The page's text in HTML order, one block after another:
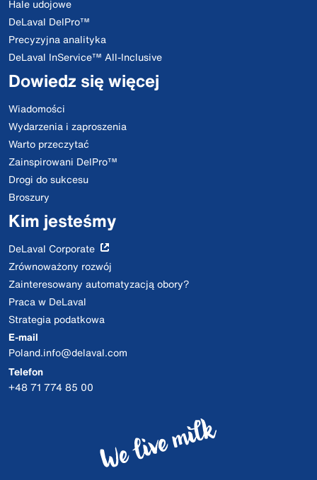
Hale udojowe
DeLaval DelPro™
Precyzyjna analityka
DeLaval InService™ All-Inclusive
Dowiedz się więcej
Wiadomości
Wydarzenia i zaproszenia
Warto przeczytać
Zainspirowani DelPro™
Drogi do sukcesu
Broszury
Kim jesteśmy
DeLaval Corporate
Zrównoważony rozwój
Zainteresowany automatyzacją obory?
Praca w DeLaval
Strategia podatkowa
E-mail
Poland.info@delaval.com
Telefon
+48 71 774 85 00